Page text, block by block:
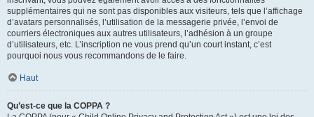
supplémentaires qui ne sont pas disponibles aux visiteurs, tels que l’affichage
d’avatars personnalisés, l’utilisation de la messagerie privée, l’envoi de
courriers électroniques aux autres utilisateurs, l’adhésion à un groupe
d’utilisateurs, etc. L’inscription ne vous prend qu’un court instant, c’est
pourquoi nous vous recommandons de le faire.
Haut
Qu’est-ce que la COPPA ?